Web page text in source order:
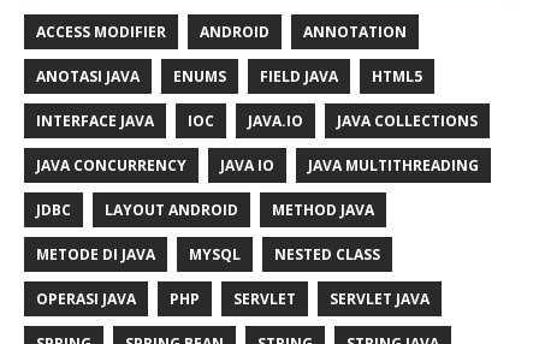
ACCESS MODIFIER ANDROID ANNOTATION
ANOTASI JAVA ENUMS FIELD JAVA HTML5
INTERFACE JAVA IOC JAVA.IO JAVA COLLECTIONS
JAVA CONCURRENCY JAVA IO JAVA MULTITHREADING
JDBC LAYOUT ANDROID METHOD JAVA
METODE DI JAVA MYSQL NESTED CLASS
OPERASI JAVA PHP SERVLET SERVLET JAVA